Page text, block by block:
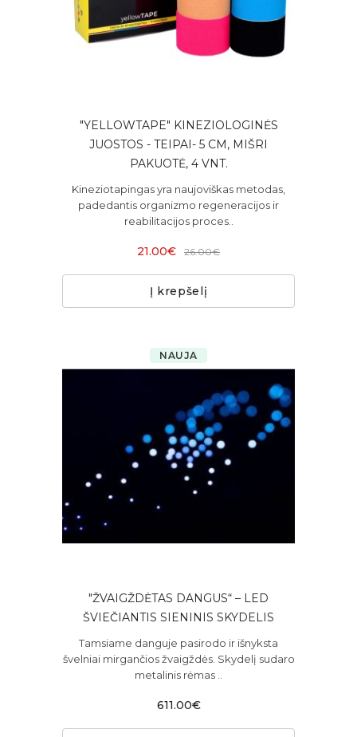
"YELLOWTAPE" KINEZIOLOGINĖS
JUOSTOS - TEIPAI- 5 CM, MIŠRI
PAKUOTĖ, 4 VNT.
Kineziotapingas yra naujoviškas metodas,
padedantis organizmo regeneracijos ir
reabilitacijos proces..
21.00€ 26.00€
Į krepšelį
NAUJA
"ŽVAIGŽDĖTAS DANGUS“ – LED
ŠVIEČIANTIS SIENINIS SKYDELIS
Tamsiame danguje pasirodo ir išnyksta
švelniai mirgančios žvaigždės. Skydelį sudaro
metalinis rėmas ..
611.00€